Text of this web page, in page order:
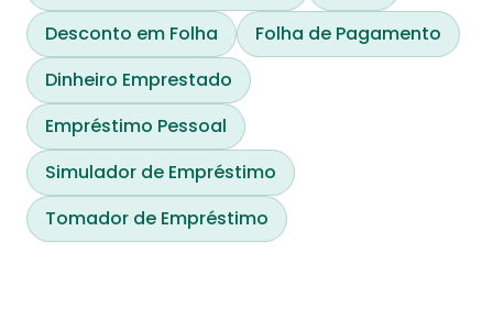
Desconto em Folha
Folha de Pagamento
Dinheiro Emprestado
Empréstimo Pessoal
Simulador de Empréstimo
Tomador de Empréstimo